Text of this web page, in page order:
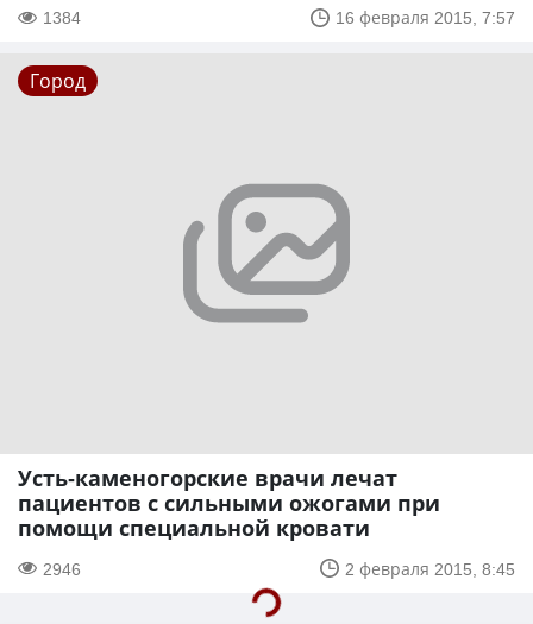
1384 16 февраля 2015, 7:57
Город
Усть-каменогорские врачи лечат
пациентов с сильными ожогами при
помощи специальной кровати
2946 2 февраля 2015, 8:45